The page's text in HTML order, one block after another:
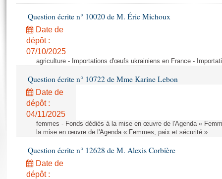
Projets de loi
Propositions de loi
Amendements
Textes adoptés
Rapports d'information
Rapports d'enquête
Rapports législatifs
Baromètre de l’application des lois
Dossiers législatifs
Budget et sécurité sociale
Histoire
Juniors
Anciennes législatures
Liens vers les sites publics
Contacts et plan d'accès
Photos libres de droit
Question écrite n° 10020 de M. Éric Michoux
Date de
dépôt :
07/10/2025
agriculture - Importations d'œufs ukrainiens en France -
Question écrite n° 10722 de Mme Karine Lebon
Date de
dépôt :
04/11/2025
femmes - Fonds dédiés à la mise en œuvre de l'Agenda «
la mise en œuvre de l'Agenda « Femmes, paix et sécurité »
Question écrite n° 12628 de M. Alexis Corbière
Date de
dépôt :